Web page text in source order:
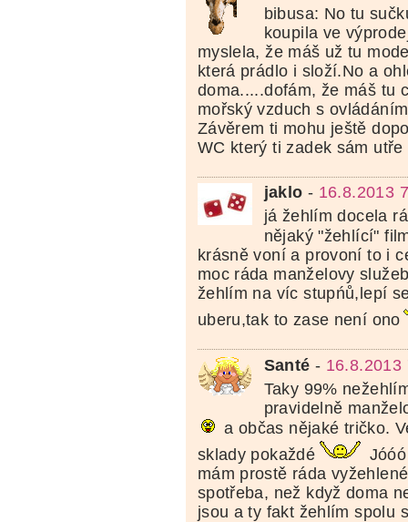
bibusa: No tu
koupila ve
myslela, že máš už tu
která prádlo i složí.No a
doma.....dofám, že máš tu
mořský vzduch s
Závěrem ti mohu ještě
WC který ti zadek sám
jaklo - 16.8.2013
já žehlím docela
nějaký "žehlící"
krásně voní a provoní to i
moc ráda manželovy
žehlím na víc stupńů,lepí
uberu,tak to zase není ono
Santé - 16.8.2013
Taky 99%
pravidelně
a občas nějaké tričko.
sklady pokaždé
mám prostě ráda
spotřeba, než když doma
jsou a ty fakt žehlím spolu